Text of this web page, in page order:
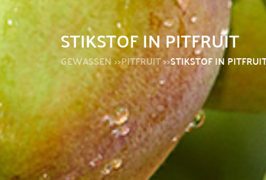
STIKSTOF IN PITFRUIT
GEWASSEN >>PITFRUIT >>STIKSTOF IN